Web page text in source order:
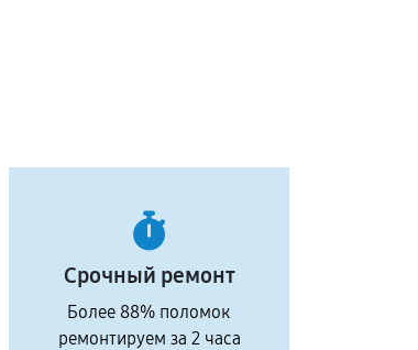
Срочный ремонт
Более 88% поломок
ремонтируем за 2 часа